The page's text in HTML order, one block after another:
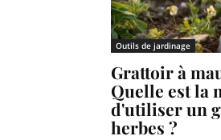
Outils de jardinage
Grattoir à
Quelle est la
d'utiliser un
herbes ?